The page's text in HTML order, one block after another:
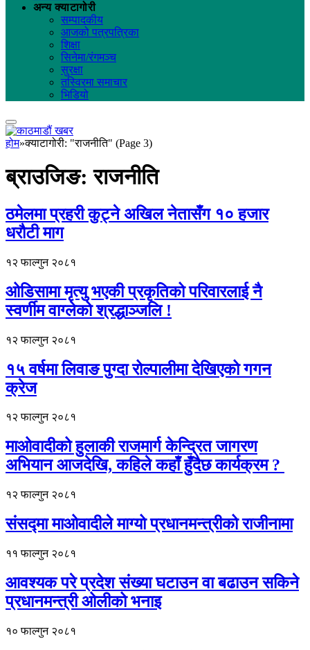
अन्य क्याटागोरी
सम्पादकीय
आजको पत्रपत्रिका
शिक्षा
सिनेमा/रंगमञ्च
सुरक्षा
तस्विरमा समाचार
भिडियो
होम»क्याटागोरी: "राजनीति" (Page 3)
ब्राउजिङ:राजनीति
ठमेलमा प्रहरी कुट्ने अखिल नेतासँग १० हजार
धरौटी माग
१२ फाल्गुन २०८१
ओडिसामा मृत्यु भएकी प्रकृतिको परिवारलाई नै
स्वर्णीम वाग्लेको श्रद्धाञ्जलि !
१२ फाल्गुन २०८१
१५ वर्षमा लिवाङ पुग्दा रोल्पालीमा देखिएको गगन
क्रेज
१२ फाल्गुन २०८१
माओवादीको हुलाकी राजमार्ग केन्द्रित जागरण
अभियान आजदेखि, कहिले कहाँ हुँदैछ कार्यक्रम ?
१२ फाल्गुन २०८१
संसद्मा माओवादीले माग्यो प्रधानमन्त्रीको राजीनामा
११ फाल्गुन २०८१
आवश्यक परे प्रदेश संख्या घटाउन वा बढाउन सकिने
प्रधानमन्त्री ओलीको भनाइ
१० फाल्गुन २०८१